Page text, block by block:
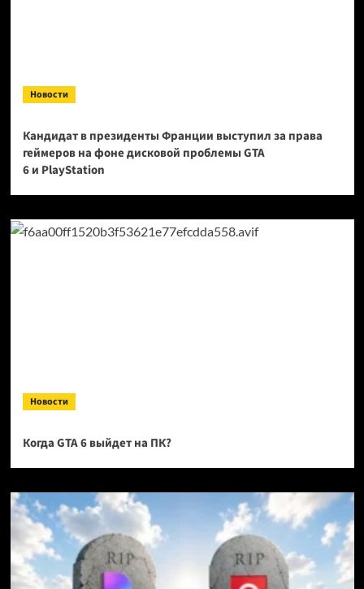
Новости
Кандидат в президенты Франции выступил за права
геймеров на фоне дисковой проблемы GTA
6 и PlayStation
Новости
Когда GTA 6 выйдет на ПК?